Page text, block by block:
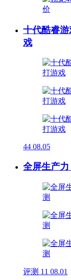
十代酷睿
戏
44 08.05
全屏生产
评测 11 08.01